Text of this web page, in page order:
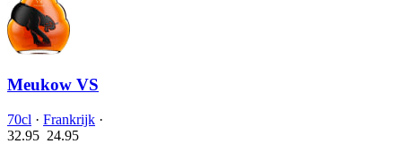
Meukow VS
70cl · Frankrijk ·
32.95 24.95